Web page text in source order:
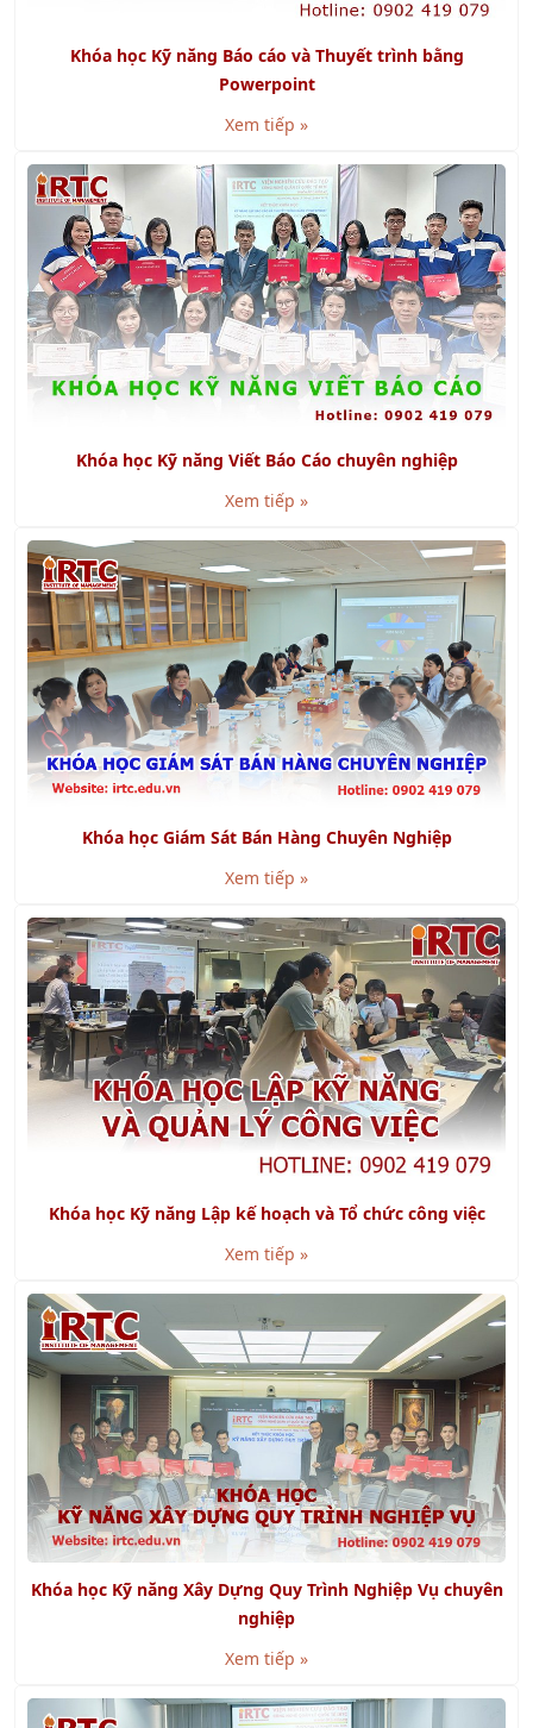
Khóa học Kỹ năng Báo cáo và Thuyết trình bằng
Powerpoint
Xem tiếp »
Khóa học Kỹ năng Viết Báo Cáo chuyên nghiệp
Xem tiếp »
Khóa học Giám Sát Bán Hàng Chuyên Nghiệp
Xem tiếp »
Khóa học Kỹ năng Lập kế hoạch và Tổ chức công việc
Xem tiếp »
Khóa học Kỹ năng Xây Dựng Quy Trình Nghiệp Vụ chuyên
nghiệp
Xem tiếp »